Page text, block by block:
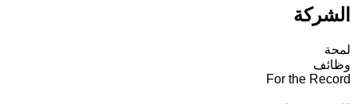
الشركة
لمحة
وظائف
For the Record